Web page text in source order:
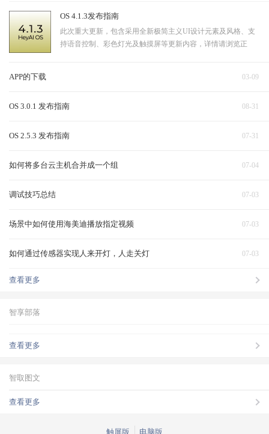
OS 4.1.3发布指南
此次重大更新，包含采用全新极简主义UI设计元素及风格、支
持语音控制、彩色灯光及触摸屏等更新内容，详情请浏览正
03-09
APP的下载
08-31
OS 3.0.1 发布指南
07-31
OS 2.5.3 发布指南
07-04
如何将多台云主机合并成一个组
07-03
调试技巧总结
07-03
场景中如何使用海美迪播放指定视频
07-03
如何通过传感器实现人来开灯，人走关灯
查看更多
智享部落
查看更多
智取图文
查看更多
触屏版 电脑版